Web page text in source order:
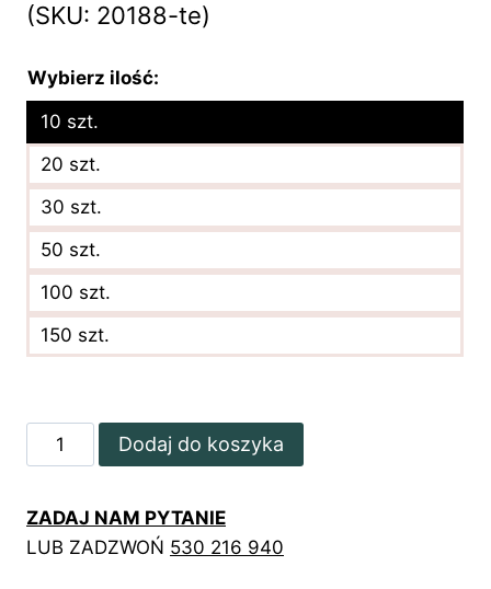
(SKU: 20188-te)
Wybierz ilość:
10 szt.
20 szt.
30 szt.
50 szt.
100 szt.
150 szt.
ilość
Kwiatowe
reklamowe
z
Dodaj do koszyka
ZADAJ NAM PYTANIE
LUB ZADZWOŃ 530 216 940